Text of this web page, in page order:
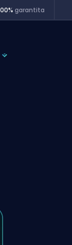
garantita